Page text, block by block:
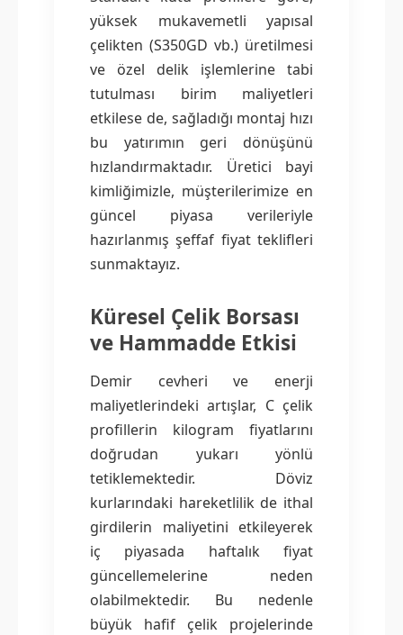
yüksek mukavemetli yapısal
çelikten (S350GD vb.) üretilmesi
ve özel delik işlemlerine tabi
tutulması birim maliyetleri
etkilese de, sağladığı montaj hızı
bu yatırımın geri dönüşünü
hızlandırmaktadır. Üretici bayi
kimliğimizle, müşterilerimize en
güncel piyasa verileriyle
hazırlanmış şeffaf fiyat teklifleri
sunmaktayız.
Küresel Çelik Borsası
ve Hammadde Etkisi
Demir cevheri ve enerji
maliyetlerindeki artışlar, C çelik
profillerin kilogram fiyatlarını
doğrudan yukarı yönlü
tetiklemektedir. Döviz
kurlarındaki hareketlilik de ithal
girdilerin maliyetini etkileyerek
iç piyasada haftalık fiyat
güncellemelerine neden
olabilmektedir. Bu nedenle
büyük hafif çelik projelerinde